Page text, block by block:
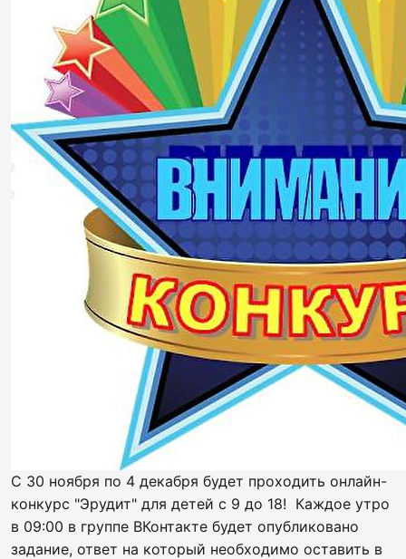
С 30 ноября по 4 декабря будет проходить онлайн-
конкурс "Эрудит" для детей с 9 до 18! Каждое утро
в 09:00 в группе ВКонтакте будет опубликовано
задание, ответ на который необходимо оставить в